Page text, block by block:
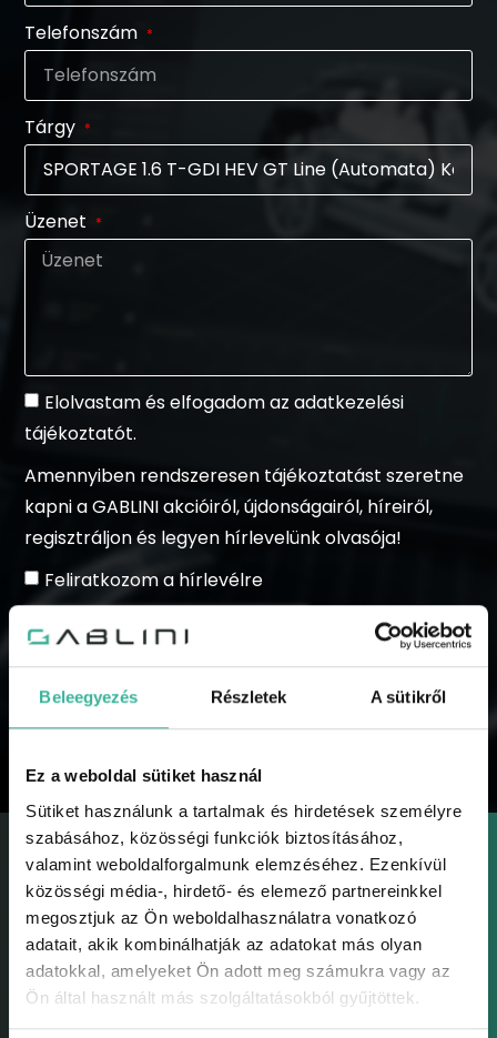
Beleegyezés Részletek A sütikről
Ez a weboldal sütiket használ
Sütiket használunk a tartalmak és hirdetések személyre
szabásához, közösségi funkciók biztosításához,
valamint weboldalforgalmunk elemzéséhez. Ezenkívül
közösségi média-, hirdető- és elemező partnereinkkel
megosztjuk az Ön weboldalhasználatra vonatkozó
adatait, akik kombinálhatják az adatokat más olyan
adatokkal, amelyeket Ön adott meg számukra vagy az
Ön által használt más szolgáltatásokból gyűjtöttek.
Telefonszám
Tárgy
Üzenet
Elolvastam és elfogadom az adatkezelési
tájékoztatót.
Amennyiben rendszeresen tájékoztatást szeretne
kapni a GABLINI akcióiról, újdonságairól, híreiről,
regisztráljon és legyen hírlevelünk olvasója!
Feliratkozom a hírlevélre
KÜLDÉS
GABLINI
Gablini
Környezetvédelem